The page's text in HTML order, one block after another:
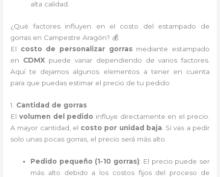
alta calidad.
¿Qué factores influyen en el costo del estampado de
gorras en Campestre Aragón? 💰
El costo de personalizar gorrasmediante estampado
en CDMXpuede variar dependiendo de varios factores.
Aquí te dejamos algunos elementos a tener en cuenta
para que puedas estimar el precio de tu pedido:
1. Cantidad de gorras
El volumen del pedido influye directamente en el precio.
A mayor cantidad, el costo por unidad baja . Si vas a pedir
solo unas pocas gorras, el precio será más alto.
Pedido pequeño (1-10 gorras): El precio puede ser
más alto debido a los costos fijos del proceso de